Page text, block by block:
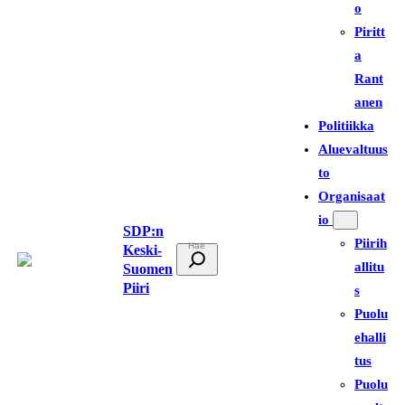
SDP:n
Keski-
Suomen
Piiri
t
o
Piritt
a
Rant
anen
Politiikka
Aluevaltuus
to
Organisaat
io
Piirih
allitu
s
Puolu
ehalli
tus
Puolu